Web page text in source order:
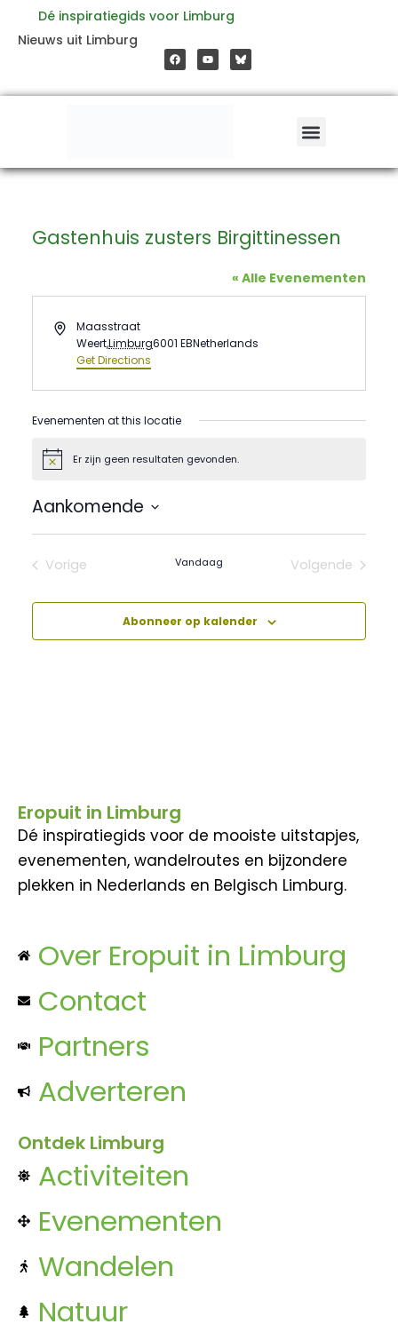
inhoud
Dé inspiratiegids voor Limburg
Nieuws uit Limburg
a
c
e
o
o
o
u
t
b
e
Gastenhuis zusters Birgittinessen
« Alle Evenementen
AddressMaasstraat
Weert,Limburg6001 EBNetherlands
Get Directions
Evenementen at this locatie
BerichtEr zijn geen resultaten gevonden.
Aankomende
datum.
Vorige
Vandaag
Volgende
Abonneer op kalender
Eropuit in Limburg
Dé inspiratiegids voor de mooiste uitstapjes,
evenementen, wandelroutes en bijzondere
plekken in Nederlands en Belgisch Limburg.
Over Eropuit in Limburg
Contact
Partners
Adverteren
Ontdek Limburg
Activiteiten
Evenementen
Wandelen
Natuur